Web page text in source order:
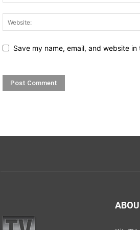
Save my name, email, and website